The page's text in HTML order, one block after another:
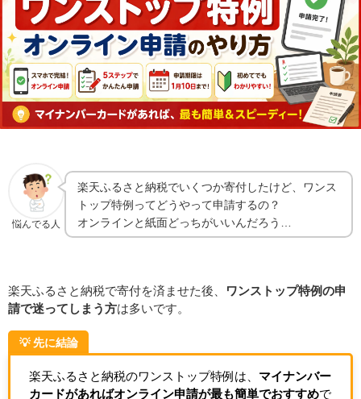
悩んでる人
楽天ふるさと納税でいくつか寄付したけど、ワンス
トップ特例ってどうやって申請するの？
オンラインと紙面どっちがいいんだろう…
楽天ふるさと納税で寄付を済ませた後、
ワンストップ特例の申
請で迷ってしまう方は多いです。
💡 先に結論
楽天ふるさと納税のワンストップ特例は、 マイナンバー
カードがあればオンライン申請が最も簡単でおすすめで